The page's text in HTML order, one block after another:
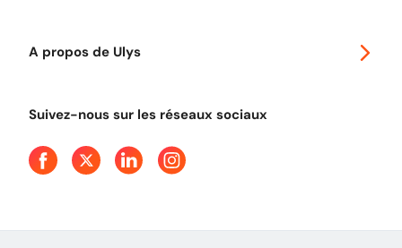
A propos de Ulys
Presse
Suivez-nous sur les réseaux sociaux